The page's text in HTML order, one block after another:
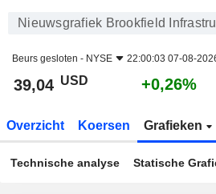
Nieuwsgrafiek Brookfield
Beurs gesloten - NYSE 22:00:03 07-08-
39,04 USD +0,26%
Overzicht Koersen Grafieken
Technische analyse Statische